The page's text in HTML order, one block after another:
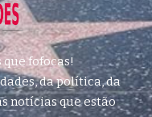
fofocas!
da política, da
notícias que estão